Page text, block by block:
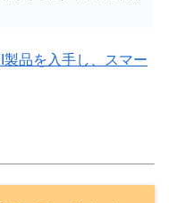
品を入手し、スマー